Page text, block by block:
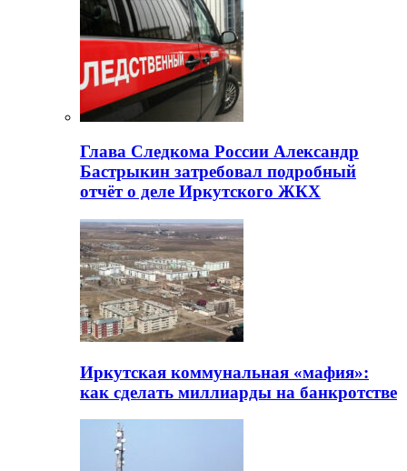
Глава Следкома России Александр
Бастрыкин затребовал подробный
отчёт о деле Иркутского ЖКХ
Иркутская коммунальная «мафия»:
как сделать миллиарды на банкротстве